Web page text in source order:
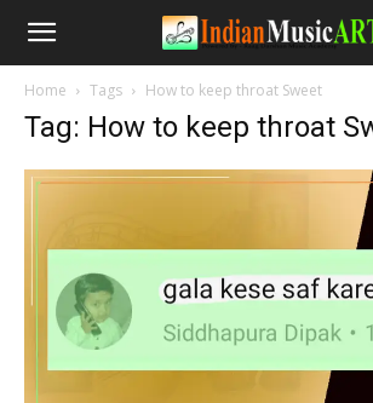
Home Tags How to keep throat Sweet
Tag: How to keep throat